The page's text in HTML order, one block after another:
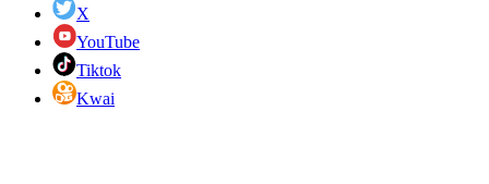
X
YouTube
Tiktok
Kwai